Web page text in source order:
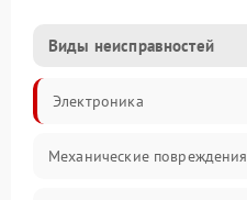
Виды неисправностей
Электроника
Механические повреждения